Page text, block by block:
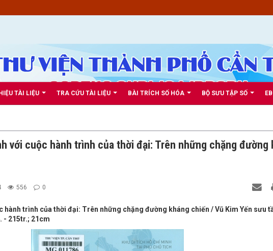
TÀI LIỆU TRA CỨU TÀI LIỆU BÀI TRÍCH SỐ HÓA BỘ SƯU TẬP SỐ
với cuộc hành trình của thời đại: Trên những chặng đường
556 0
hành trình của thời đại: Trên những chặng đường kháng chiến / Vũ Kim Yến sưu
- 215tr.; 21cm